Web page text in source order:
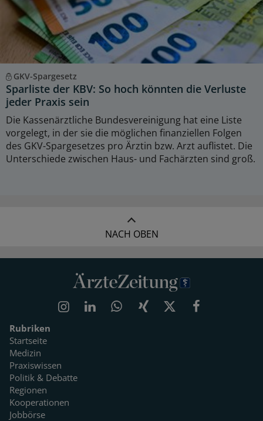
GKV-Spargesetz
Sparliste der KBV: So hoch könnten die Verluste
jeder Praxis sein
Die Kassenärztliche Bundesvereinigung hat eine Liste
vorgelegt, in der sie die möglichen finanziellen Folgen
des GKV-Spargesetzes pro Ärztin bzw. Arzt auflistet. Die
Unterschiede zwischen Haus- und Fachärzten sind groß.
NACH OBEN
Rubriken
Startseite
Medizin
Praxiswissen
Politik & Debatte
Regionen
Kooperationen
Jobbörse